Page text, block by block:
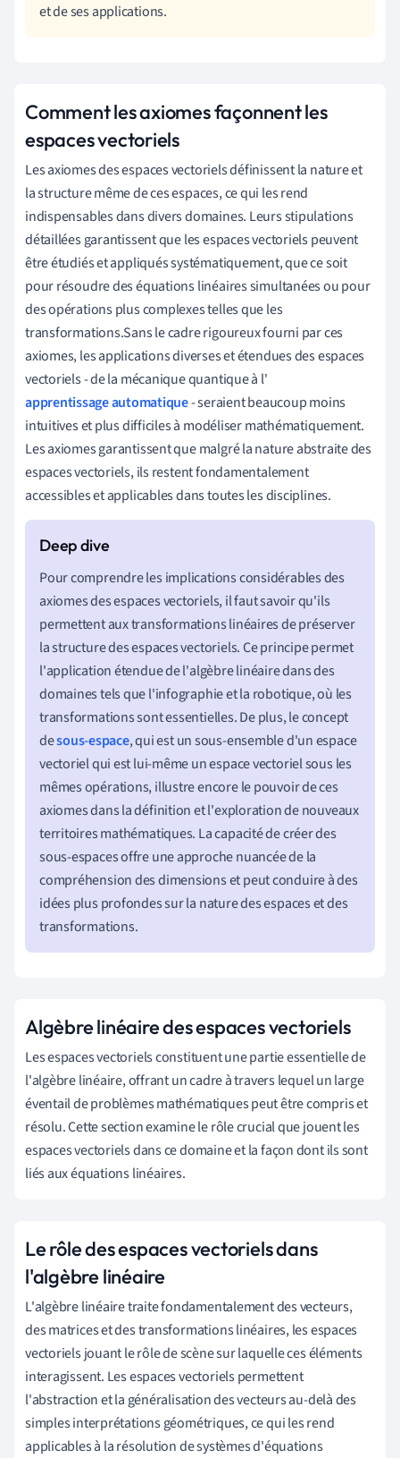
et de ses applications.
Comment les axiomes façonnent les
espaces vectoriels
Les axiomes des espaces vectoriels définissent la nature et
la structure même de ces espaces, ce qui les rend
indispensables dans divers domaines. Leurs stipulations
détaillées garantissent que les espaces vectoriels peuvent
être étudiés et appliqués systématiquement, que ce soit
pour résoudre des équations linéaires simultanées ou pour
des opérations plus complexes telles que les
transformations.Sans le cadre rigoureux fourni par ces
axiomes, les applications diverses et étendues des espaces
vectoriels - de la mécanique quantique à l'
apprentissage automatique- seraient beaucoup moins
intuitives et plus difficiles à modéliser mathématiquement.
Les axiomes garantissent que malgré la nature abstraite des
espaces vectoriels, ils restent fondamentalement
accessibles et applicables dans toutes les disciplines.
Pour comprendre les implications considérables des
axiomes des espaces vectoriels, il faut savoir qu'ils
permettent aux transformations linéaires de préserver
la structure des espaces vectoriels. Ce principe permet
l'application étendue de l'algèbre linéaire dans des
domaines tels que l'infographie et la robotique, où les
transformations sont essentielles. De plus, le concept
desous-espace, qui est un sous-ensemble d'un espace
vectoriel qui est lui-même un espace vectoriel sous les
mêmes opérations, illustre encore le pouvoir de ces
axiomes dans la définition et l'exploration de nouveaux
territoires mathématiques. La capacité de créer des
sous-espaces offre une approche nuancée de la
compréhension des dimensions et peut conduire à des
idées plus profondes sur la nature des espaces et des
transformations.
Algèbre linéaire des espaces vectoriels
Les espaces vectoriels constituent une partie essentielle de
l'algèbre linéaire, offrant un cadre à travers lequel un large
éventail de problèmes mathématiques peut être compris et
résolu. Cette section examine le rôle crucial que jouent les
espaces vectoriels dans ce domaine et la façon dont ils sont
liés aux équations linéaires.
Le rôle des espaces vectoriels dans
l'algèbre linéaire
L'algèbre linéaire traite fondamentalement des vecteurs,
des matrices et des transformations linéaires, les espaces
vectoriels jouant le rôle de scène sur laquelle ces éléments
interagissent. Les espaces vectoriels permettent
l'abstraction et la généralisation des vecteurs au-delà des
simples interprétations géométriques, ce qui les rend
applicables à la résolution de systèmes d'équations